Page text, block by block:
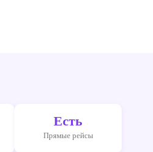
Есть
Прямые рейсы